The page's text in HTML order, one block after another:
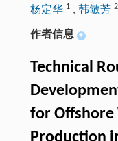
杨定华 1, 韩敏芳 2
作者信息 +
Technical
for Offshore
Production